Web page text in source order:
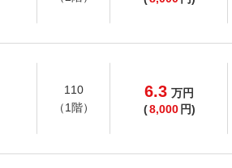
110
（1階）
6.3 万円
(8,000 円)